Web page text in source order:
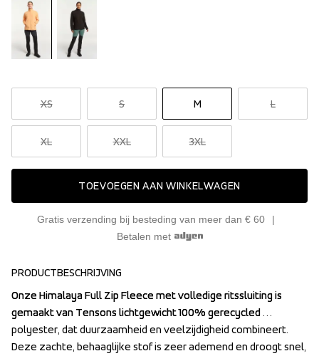
XS S M L
XL XXL 3XL
TOEVOEGEN AAN WINKELWAGEN
Gratis verzending bij besteding van meer dan € 60
Betalen met
PRODUCTBESCHRIJVING
Onze Himalaya Full Zip Fleece met volledige ritssluiting is
gemaakt van Tensons lichtgewicht 100% gerecycled
polyester, dat duurzaamheid en veelzijdigheid combineert.
Deze zachte, behaaglijke stof is zeer ademend en droogt snel,
Onze Himalaya Full Zip Fleece met volledige ritssluiting is
gemaakt van Tensons lichtgewicht 100% gerecycled
polyester, dat duurzaamheid en veelzijdigheid combineert.
Deze zachte, behaaglijke stof is zeer ademend en droogt snel,